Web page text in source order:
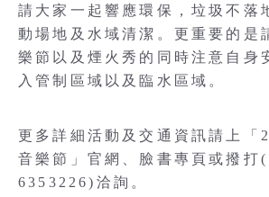
請大家一起響應環保，垃圾不落
動場地及水域清潔。更重要的是
樂節以及煙火秀的同時注意自身
入管制區域以及臨水區域。
更多詳細活動及交通資訊請上「
音樂節」官網、臉書專頁或撥打
6353226)洽詢。